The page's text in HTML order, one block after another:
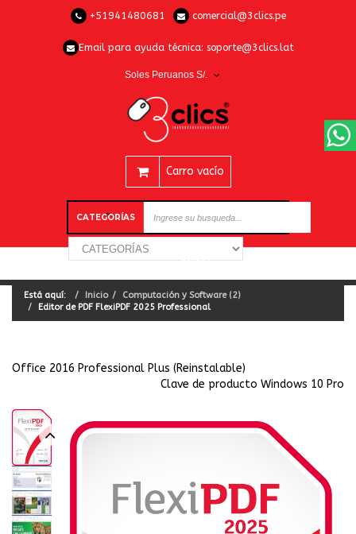
+51941480681 comercial@3clics.pe
Email para ayuda técnica: soporte@3clics.lat
Soles Peruanos S/.
Carro vacío
CATEGORÍAS
Está aquí: Inicio
Computación y Software (2)
Editor de PDF FlexiPDF 2025 Professional
Office 2016 Professional Plus (Reinstalable)
Clave de producto Windows 10 Pro